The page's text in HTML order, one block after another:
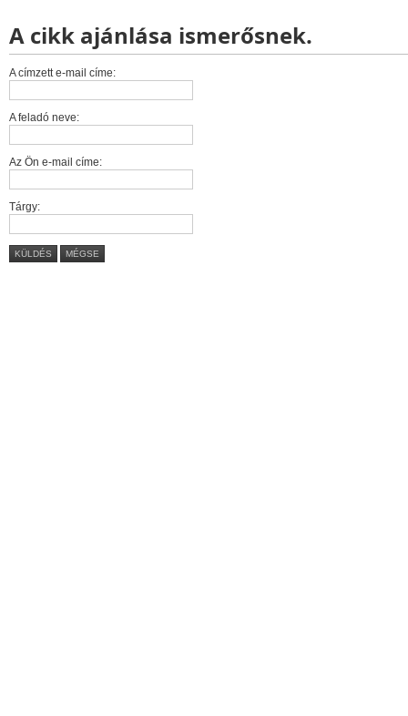
A cikk ajánlása ismerősnek.
A címzett e-mail címe:
A feladó neve:
Az Ön e-mail címe:
Tárgy:
KÜLDÉS MÉGSE